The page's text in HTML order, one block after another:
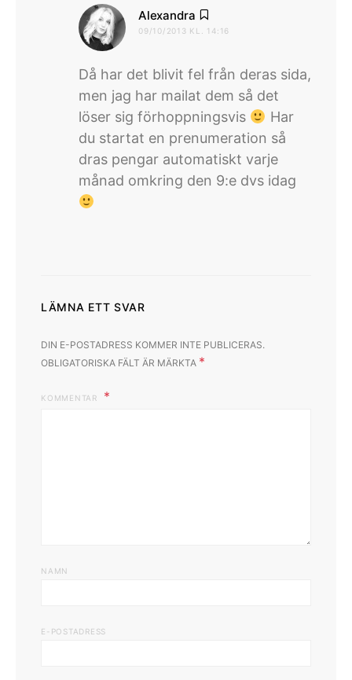
Alexandra
09/10/2013 KL. 14:16
Då har det blivit fel från deras sida,
men jag har mailat dem så det
löser sig förhoppningsvis
Har
du startat en prenumeration så
dras pengar automatiskt varje
månad omkring den 9:e dvs idag
LÄMNA ETT SVAR
DIN E-POSTADRESS KOMMER INTE PUBLICERAS.
OBLIGATORISKA FÄLT ÄR MÄRKTA *
KOMMENTAR
NAMN
E-POSTADRESS